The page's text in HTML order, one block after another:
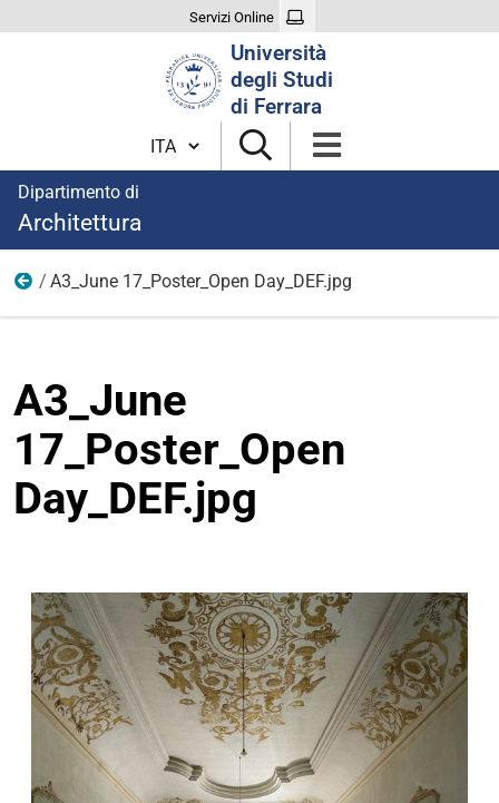
Servizi Online
Università
degli Studi
di Ferrara
Cambia lingua
Dipartimento di
Architettura
Eventi
A3_June 17_Poster_Open Day_DEF.jpg
A3_June
17_Poster_Open
Day_DEF.jpg